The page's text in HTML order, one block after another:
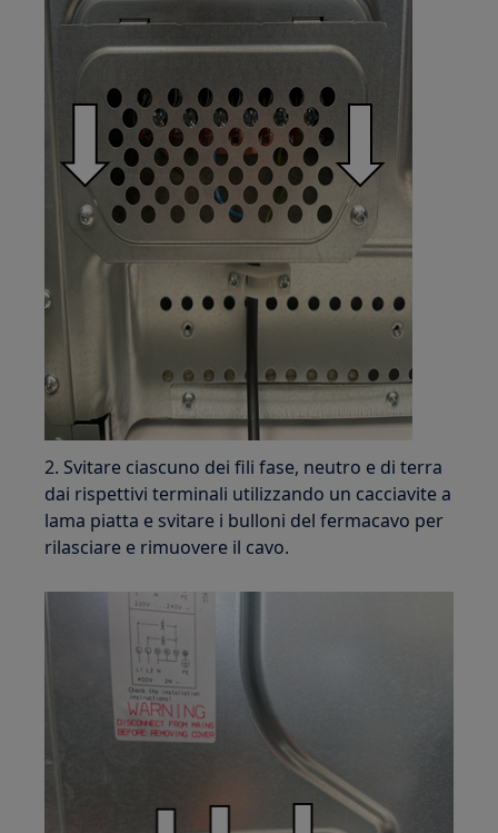
2. Svitare ciascuno dei fili fase, neutro e di terra
dai rispettivi terminali utilizzando un cacciavite a
lama piatta e svitare i bulloni del fermacavo per
rilasciare e rimuovere il cavo.